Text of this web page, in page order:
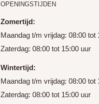
OPENINGSTIJDEN
Zomertijd:
Maandag t/m vrijdag: 08:00 tot
Zaterdag: 08:00 tot 15:00 uur
Wintertijd:
Maandag t/m vrijdag: 08:00 tot
Zaterdag: 08:00 tot 15:00 uur